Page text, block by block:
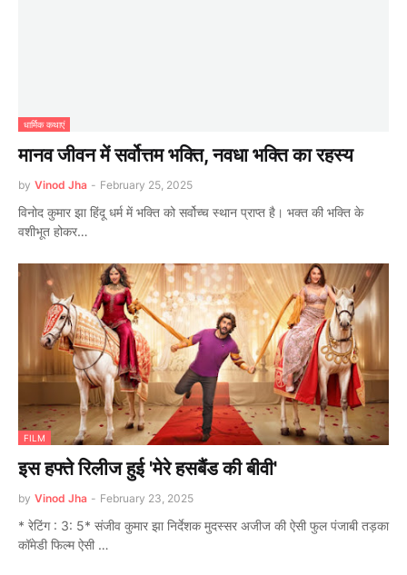
धार्मिक कथाएं
मानव जीवन में सर्वोत्तम भक्ति, नवधा भक्ति का रहस्य
by Vinod Jha - February 25, 2025
विनोद कुमार झा हिंदू धर्म में भक्ति को सर्वोच्च स्थान प्राप्त है। भक्त की भक्ति के
वशीभूत होकर…
FILM
इस हफ्ते रिलीज हुई 'मेरे हसबैंड की बीवी'
by Vinod Jha - February 23, 2025
* रेटिंग : 3: 5* संजीव कुमार झा निर्देशक मुदस्सर अजीज की ऐसी फुल पंजाबी तड़का
कॉमेडी फिल्म ऐसी …